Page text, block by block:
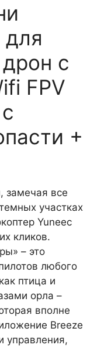
для
с
FPV
+
замечая все
участках
Yuneec
кликов.
– это
любого
птица и
орла –
вполне
Breeze
управления,